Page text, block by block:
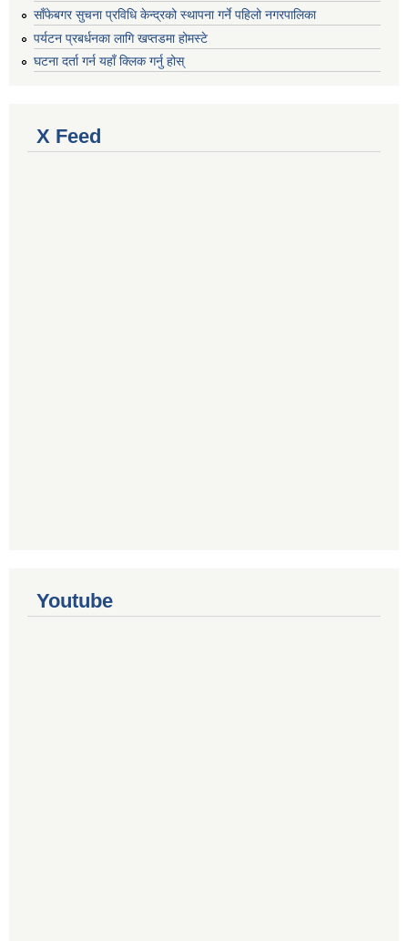
साँफेबगर सुचना प्रविधि केन्द्रको स्थापना गर्ने पहिलो नगरपालिका
पर्यटन प्रबर्धनका लागि खप्तडमा होमस्टे
घटना दर्ता गर्न यहाँ क्लिक गर्नु होस्
X Feed
Youtube